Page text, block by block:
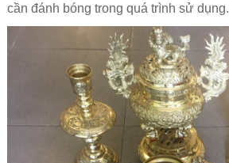
cần đánh bóng trong quá trình sử dụng.